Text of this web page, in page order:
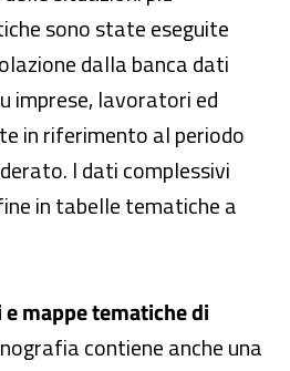
sono state eseguite
dalla banca dati
imprese, lavoratori ed
in riferimento al periodo
I dati complessivi
in tabelle tematiche a
mappe tematiche di
contiene anche una